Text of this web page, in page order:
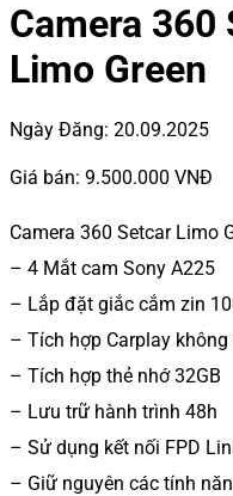
Camera
Limo Green
Ngày Đăng: 20.09.2025
Giá bán: 9.500.000 VNĐ
Camera 360 Setcar Limo
– 4 Mắt cam Sony A225
– Lắp đặt giắc cắm zin
– Tích hợp Carplay không
– Tích hợp thẻ nhớ 32GB
– Lưu trữ hành trình 48h
– Sử dụng kết nối FPD
– Giữ nguyên các tính